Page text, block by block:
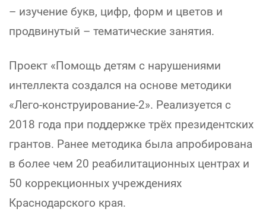
– изучение букв, цифр, форм и цветов и
продвинутый – тематические занятия.
Проект «Помощь детям с нарушениями
интеллекта создался на основе методики
«Лего-конструирование-2». Реализуется с
2018 года при поддержке трёх президентских
грантов. Ранее методика была апробирована
в более чем 20 реабилитационных центрах и
50 коррекционных учреждениях
Краснодарского края.